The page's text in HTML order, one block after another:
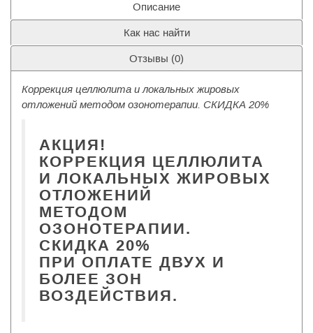
Описание
Как нас найти
Отзывы (0)
Коррекция целлюлита и локальных жировых
отложений методом озонотерапии. СКИДКА 20%
АКЦИЯ!
КОРРЕКЦИЯ ЦЕЛЛЮЛИТА
И ЛОКАЛЬНЫХ ЖИРОВЫХ
ОТЛОЖЕНИЙ
МЕТОДОМ
ОЗОНОТЕРАПИИ.
СКИДКА 20%
ПРИ ОПЛАТЕ ДВУХ И
БОЛЕЕ ЗОН
ВОЗДЕЙСТВИЯ.